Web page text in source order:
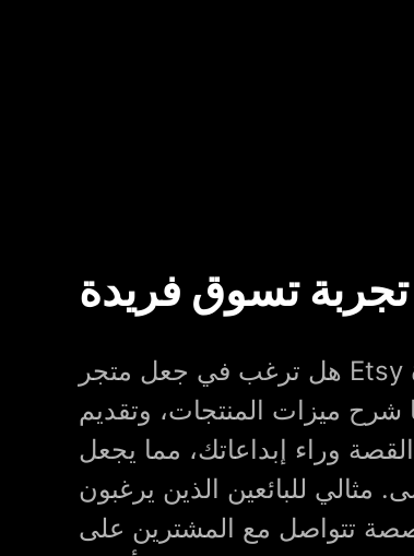
تجربة تسوق فريدة
هل ترغب في جعل متجر Etsy الخاص بك يبرز بلمسة فريدة
شرح ميزات المنتجات، وتقديم
وراء إبداعاتك، مما يجعل
مثالي للبائعين الذين يرغبون
تتواصل مع المشترين على